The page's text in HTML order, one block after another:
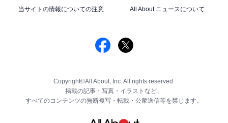
当サイトの情報についての注意
All About ニュースについて
Copyright©All About, Inc. All rights reserved.
掲載の記事・写真・イラストなど、
すべてのコンテンツの無断複写・転載・公衆送信等を禁じます。